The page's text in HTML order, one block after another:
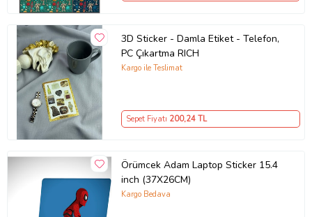
3D Sticker - Damla Etiket - Telefon,
PC Çıkartma RICH
Kargo ile Teslimat
Sepet Fiyatı 200,24 TL
Örümcek Adam Laptop Sticker 15.4
inch (37X26CM)
Kargo Bedava